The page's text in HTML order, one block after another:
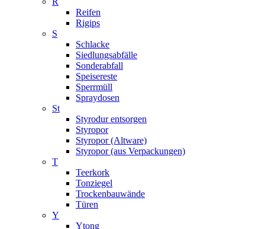
Reifen
Rigips
S
Schlacke
Siedlungsabfälle
Sonderabfall
Speisereste
Sperrmüll
Spraydosen
St
Styrodur entsorgen
Styropor
Styropor (Altware)
Styropor (aus Verpackungen)
T
Teerkork
Tonziegel
Trockenbauwände
Türen
Y
Ytong